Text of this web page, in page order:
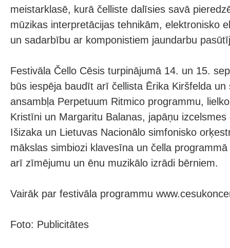
meistarklasē, kurā čelliste dalīsies savā
mūzikas interpretācijas tehnikām, elektronisko
un sadarbību ar komponistiem jaundarbu
Festivāla Čello Cēsis turpinājumā 14. un 15.
būs iespēja baudīt arī čellista Ērika Kiršfelda
ansambļa Perpetuum Ritmico programmu,
Kristīni un Margaritu Balanas, japāņu izcelsmes
Išizaka un Lietuvas Nacionālo simfonisko
mākslas simbiozi klavesīna un čella
arī zīmējumu un ēnu muzikālo izrādi bērniem.
Vairāk par festivāla programmu
Foto: Publicitātes